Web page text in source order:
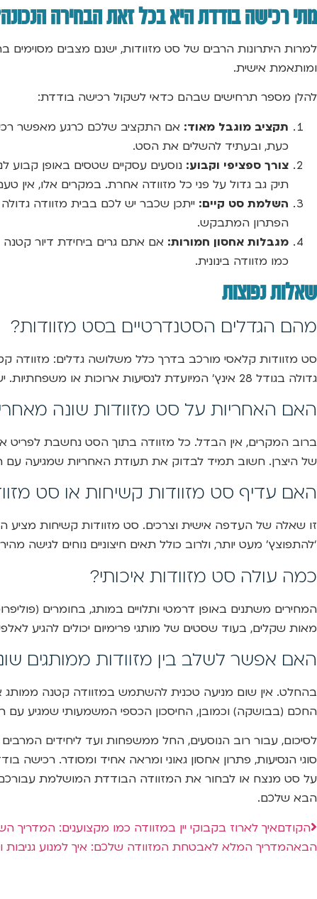
מתי רכישה בודדת היא בכל זאת הבחירה
למרות היתרונות הרבים של סט מזוודות, ישנם מצבים
ומותאמת אישית.
להלן מספר תרחישים שבהם כדאי לשקול רכישה בודדת:
תקציב מוגבל מאוד: אם התקציב שלכם כרגע מאפשר
כעת, ובעתיד להשלים את הסט.
צורך ספציפי וקבוע: נוסעים עסקיים שטסים באופן קבוע
תיק גב גדול על פני כל מזוודה אחרת. במקרים אלו, אין
השלמת סט קיים: ייתכן שכבר יש לכם בבית מזוודה
הפתרון המתבקש.
מגבלות אחסון חמורות: אם אתם גרים ביחידת דיור
כמו מזוודה בינונית.
שאלות נפוצות
מהם הגדלים הסטנדרטיים בסט מזוודות?
גדולה בגודל 28 אינץ’ המיועדת לנסיעות ארוכות או משפחתיות. ישנם גם סטים הכוללים מזוודה ענקית (32 אינץ’) או סטים של שני חלקים בלבד.
האם האחריות על סט מזוודות שונה
ברוב המקרים, אין הבדל. כל מזוודה בתוך הסט נחשבת לפריט
של היצרן. חשוב תמיד לבדוק את תעודת האחריות שמגיעה עם
האם עדיף סט מזוודות קשיחות או סט
זו שאלה של העדפה אישית וצרכים. סט מזוודות קשיחות מציע
‘להתפוצץ’ מעט יותר, ולרוב כולל תאים חיצוניים נוחים לגישה
כמה עולה סט מזוודות איכותי?
מאות שקלים, בעוד שסטים של מותגי פרימיום יכולים להגיע לאלפי שקלים.
האם אפשר לשלב בין מזוודות ממותגים
בהחלט. אין שום מניעה טכנית להשתמש במזוודה קטנה ממותג
החכם (בבושקה) וכמובן, החיסכון הכספי המשמעותי שמגיע עם
לסיכום, עבור רוב הנוסעים, החל ממשפחות ועד ליחידים
סוגי הנסיעות, פתרון אחסון גאוני ומראה אחיד ומסודר.
על סט מנצח או לבחור את המזוודה הבודדת המושלמת עבורכם,
הבא שלכם.
הקודםאיך לארוז בקבוקי יין במזוודה כמו מקצוענים: המדריך
הבאהמדריך המלא לאבטחת המזוודה שלכם: איך למנוע